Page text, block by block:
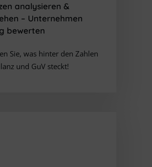
analysieren &
– Unternehmen
bewerten
Sie, was hinter den Zahlen
und GuV steckt!